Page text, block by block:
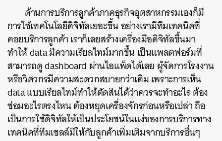
ด้านการบริการลูกค้าภาคธุรกิจอุตสาหกรรมเองก็มี
การใช้เทคโนโลยีดิจิทัลเยอะขึ้น อย่างเรามีทีมเทคนิคที่
คอยบริการลูกค้า เราก็เลยสร้างเครื่องมือดิจิทัลขึ้นมา
ทำให้ data มีความเรียลไทม์มากขึ้น เป็นแพลตฟอร์มที่
สามารถดู dashboard ผ่านไอแพ็ดได้เลย ผู้จัดการโรงงาน
หรือวิศวกรมีความสะดวกสบายกว่าเดิม เพราะการเห็น
data แบบเรียลไทม์ทำให้ตัดสินได้ว่าควรจะทำอะไร ต้อง
ซ่อมอะไรตรงไหน ต้องหยุดเครื่องจักรก่อนหรือเปล่า ถือ
เป็นการใช้ดิจิทัลให้เป็นประโยชน์ในแง่ของการบริการทาง
เทคนิคที่ทีมเชลล์มีให้กับลูกค้าเพิ่มเติมจากบริการอื่นๆ